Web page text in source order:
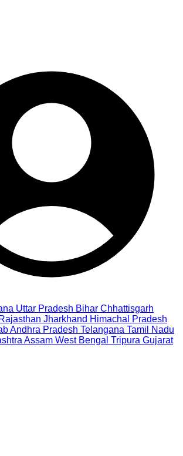
Uttar Pradesh Bihar Chhattisgarh
Rajasthan Jharkhand Himachal Pradesh
Andhra Pradesh Telangana Tamil Nadu
Assam West Bengal Tripura Gujarat